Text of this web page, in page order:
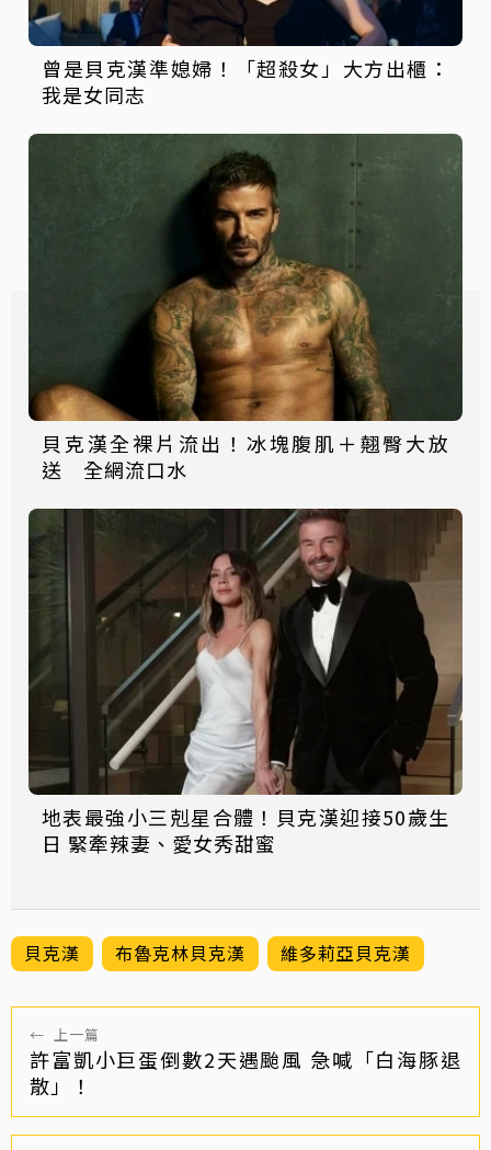
曾是貝克漢準媳婦！「超殺女」大方出櫃：
我是女同志
貝克漢全裸片流出！冰塊腹肌＋翹臀大放
送 全網流口水
地表最強小三剋星合體！貝克漢迎接50歲生
日 緊牽辣妻、愛女秀甜蜜
貝克漢 布魯克林貝克漢 維多莉亞貝克漢
← 上一篇
許富凱小巨蛋倒數2天遇颱風 急喊「白海豚退
散」！